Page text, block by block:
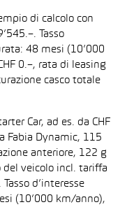
di calcolo con
Tasso
48 mesi (10’000
0.–, rata di leasing
casco totale
Car, ad es. da CHF
Fabia Dynamic, 115
anteriore, 122 g
del veicolo incl. tariffa
d’interesse
(10’000 km/anno),